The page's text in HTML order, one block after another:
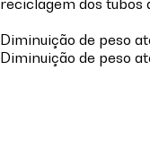
reciclagem dos tubos
Diminuição de peso
Diminuição de peso